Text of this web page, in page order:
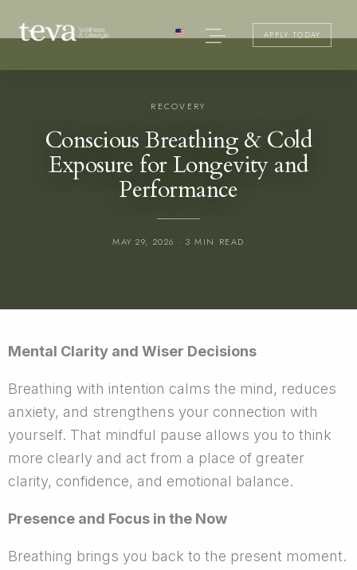
Menu APPLY TODAY
RECOVERY
Conscious Breathing & Cold
Exposure for Longevity and
Performance
MAY 29, 2026 · 3 MIN READ
Mental Clarity and Wiser Decisions
Breathing with intention calms the mind, reduces
anxiety, and strengthens your connection with
yourself. That mindful pause allows you to think
more clearly and act from a place of greater
clarity, confidence, and emotional balance.
Presence and Focus in the Now
Breathing brings you back to the present moment.